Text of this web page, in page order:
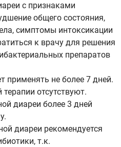
с признаками
общего состояния,
симптомы интоксикации
к врачу для решения
препаратов
применять не более 7 дней.
отсутствуют.
диареи более 3 дней
диареи рекомендуется
т.к.